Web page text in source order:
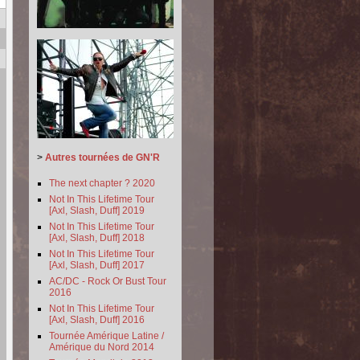
> Autres tournées de GN'R
The next chapter ? 2020
Not In This Lifetime Tour
[Axl, Slash, Duff] 2019
Not In This Lifetime Tour
[Axl, Slash, Duff] 2018
Not In This Lifetime Tour
[Axl, Slash, Duff] 2017
AC/DC - Rock Or Bust Tour
2016
Not In This Lifetime Tour
[Axl, Slash, Duff] 2016
Tournée Amérique Latine /
Amérique du Nord 2014